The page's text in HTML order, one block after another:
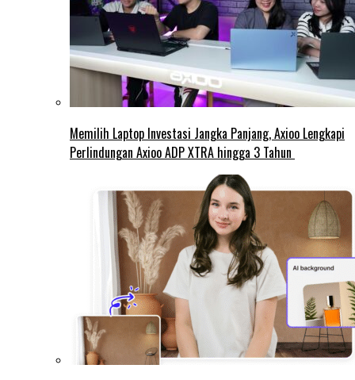
Memilih Laptop Investasi Jangka Panjang, Axioo Lengkapi
Perlindungan Axioo ADP XTRA hingga 3 Tahun